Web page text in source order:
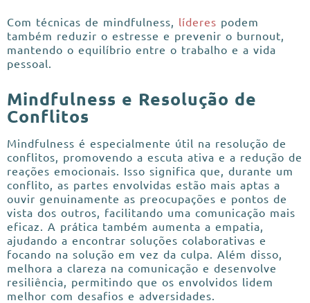
Com técnicas de mindfulness, líderes podem
também reduzir o estresse e prevenir o burnout,
mantendo o equilíbrio entre o trabalho e a vida
pessoal.
Mindfulness e Resolução de
Conflitos
Mindfulness é especialmente útil na resolução de
conflitos, promovendo a escuta ativa e a redução de
reações emocionais. Isso significa que, durante um
conflito, as partes envolvidas estão mais aptas a
ouvir genuinamente as preocupações e pontos de
vista dos outros, facilitando uma comunicação mais
eficaz. A prática também aumenta a empatia,
ajudando a encontrar soluções colaborativas e
focando na solução em vez da culpa. Além disso,
melhora a clareza na comunicação e desenvolve
resiliência, permitindo que os envolvidos lidem
melhor com desafios e adversidades.